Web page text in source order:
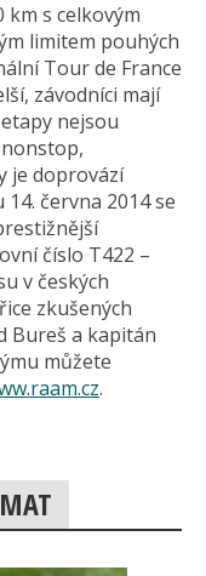
km s celkovým
limitem pouhých
Tour de France
závodníci mají
nejsou
je doprovází
června 2014 se
číslo T422 –
v českých
zkušených
Bureš a kapitán
můžete
.